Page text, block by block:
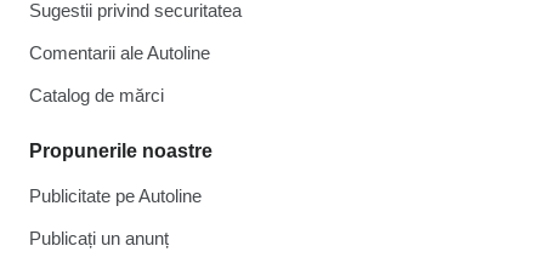
Sugestii privind securitatea
Comentarii ale Autoline
Catalog de mărcі
Propunerile noastre
Publicitate pe Autoline
Publicați un anunț